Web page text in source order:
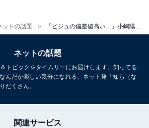
ットの話題
ネットの話題
トピックをタイムリーにお届けします。知ってる
んだか楽しい気分になれる、ネット発「知ら（な
だくさん。
関連サービス